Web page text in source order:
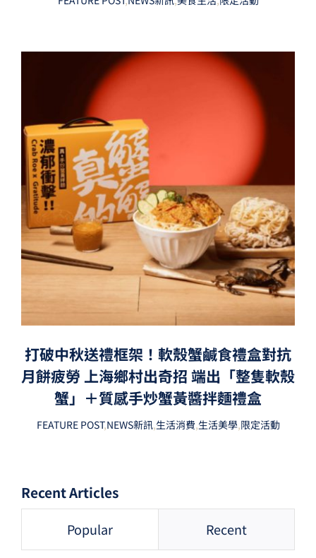
打破中秋送禮框架！軟殼蟹鹹食禮盒對抗
月餅疲勞 上海鄉村出奇招 端出「整隻軟殼
蟹」＋質感手炒蟹黃醬拌麵禮盒
FEATURE POST,NEWS新訊,生活消費,生活美學,限定活動
Recent Articles
Popular Recent